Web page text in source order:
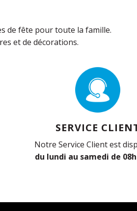
de fête pour toute la famille.
et de décorations.
SERVICE
Notre Service Client est
du lundi au samedi de